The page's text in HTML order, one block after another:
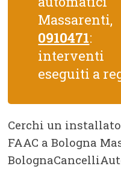
0910471: ti
eseguiti a
Cerchi un
FAAC a Bologna